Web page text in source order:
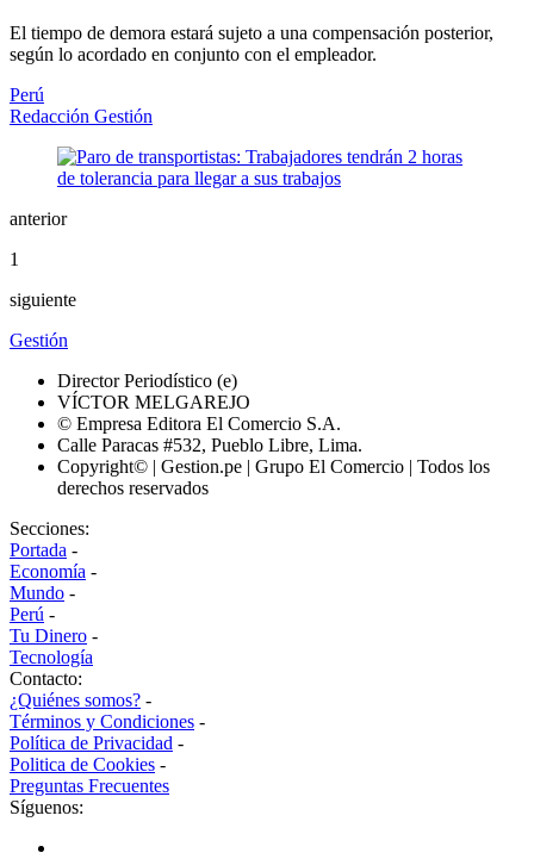
El tiempo de demora estará sujeto a una compensación posterior,
según lo acordado en conjunto con el empleador.
Perú
Redacción Gestión
anterior
1
siguiente
Gestión
Director Periodístico (e)
VÍCTOR MELGAREJO
© Empresa Editora El Comercio S.A.
Calle Paracas #532, Pueblo Libre, Lima.
Copyright© | Gestion.pe | Grupo El Comercio | Todos los
derechos reservados
Secciones:
Portada -
Economía -
Mundo -
Perú -
Tu Dinero -
Tecnología
Contacto:
¿Quiénes somos? -
Términos y Condiciones -
Política de Privacidad -
Politica de Cookies -
Preguntas Frecuentes
Síguenos: